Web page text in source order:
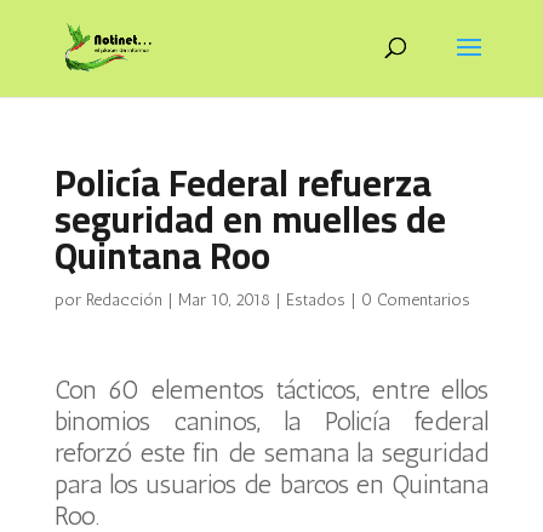
Policía Federal refuerza
seguridad en muelles de
Quintana Roo
por Redacción | Mar 10, 2018 | Estados | 0 Comentarios
Con 60 elementos tácticos, entre ellos
binomios caninos, la Policía federal
reforzó este fin de semana la seguridad
para los usuarios de barcos en Quintana
Roo.